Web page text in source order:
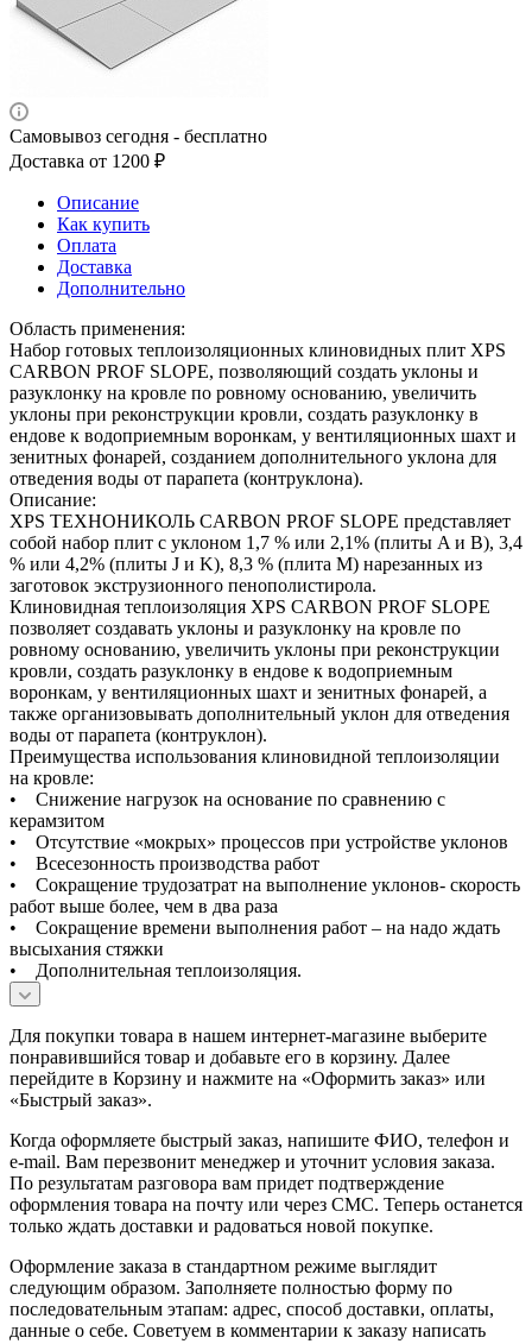
Самовывоз сегодня - бесплатно
Доставка от 1200 ₽
Описание
Как купить
Оплата
Доставка
Дополнительно
Область применения:
Набор готовых теплоизоляционных клиновидных плит XPS
CARBON PROF SLOPE, позволяющий создать уклоны и
разуклонку на кровле по ровному основанию, увеличить
уклоны при реконструкции кровли, создать разуклонку в
ендове к водоприемным воронкам, у вентиляционных шахт и
зенитных фонарей, созданием дополнительного уклона для
отведения воды от парапета (контруклона).
Описание:
XPS ТЕХНОНИКОЛЬ CARBON PROF SLOPE представляет
собой набор плит с уклоном 1,7 % или 2,1% (плиты A и В), 3,4
% или 4,2% (плиты J и K), 8,3 % (плита М) нарезанных из
заготовок экструзионного пенополистирола.
Клиновидная теплоизоляция XPS CARBON PROF SLOPE
позволяет создавать уклоны и разуклонку на кровле по
ровному основанию, увеличить уклоны при реконструкции
кровли, создать разуклонку в ендове к водоприемным
воронкам, у вентиляционных шахт и зенитных фонарей, а
также организовывать дополнительный уклон для отведения
воды от парапета (контруклон).
Преимущества использования клиновидной теплоизоляции
на кровле:
• Снижение нагрузок на основание по сравнению с
керамзитом
• Отсутствие «мокрых» процессов при устройстве уклонов
• Всесезонность производства работ
• Сокращение трудозатрат на выполнение уклонов- скорость
работ выше более, чем в два раза
• Сокращение времени выполнения работ – на надо ждать
высыхания стяжки
• Дополнительная теплоизоляция.
Для покупки товара в нашем интернет-магазине выберите
понравившийся товар и добавьте его в корзину. Далее
перейдите в Корзину и нажмите на «Оформить заказ» или
«Быстрый заказ».
Когда оформляете быстрый заказ, напишите ФИО, телефон и
e-mail. Вам перезвонит менеджер и уточнит условия заказа.
По результатам разговора вам придет подтверждение
оформления товара на почту или через СМС. Теперь останется
только ждать доставки и радоваться новой покупке.
Оформление заказа в стандартном режиме выглядит
следующим образом. Заполняете полностью форму по
последовательным этапам: адрес, способ доставки, оплаты,
данные о себе. Советуем в комментарии к заказу написать